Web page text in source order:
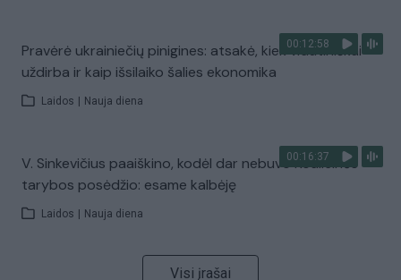
00:12:58
Pravėrė ukrainiečių pinigines: atsakė, kiek vidutiniškai
uždirba ir kaip išsilaiko šalies ekonomika
Laidos Nauja diena
00:16:37
V. Sinkevičius paaiškino, kodėl dar nebuvo Koalicinės
tarybos posėdžio: esame kalbėję
Laidos Nauja diena
Visi įrašai